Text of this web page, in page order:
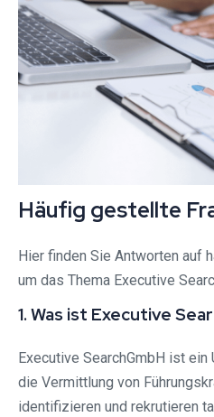
Häufig gestellte
Hier finden Sie Antworten auf
um das Thema Executive
1. Was ist Executive
Executive SearchGmbH ist
die Vermittlung von
identifizieren und rekrutieren